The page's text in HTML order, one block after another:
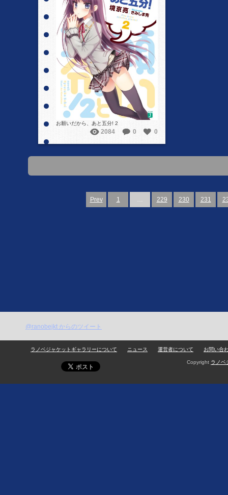
詳細を見る
お願いだから、あと五分! 2
2084 0 0
Prev 1 … 229 230 231
@ranobejkt からのツイート
ラノベジャケットギャラリーについて ニュース 運営者について お問い合
Copyright ラノベ